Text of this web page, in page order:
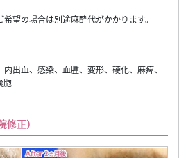
望の場合は別途麻酔代がかかります。
出血、感染、血腫、変形、硬化、麻痺、
胞
修正）